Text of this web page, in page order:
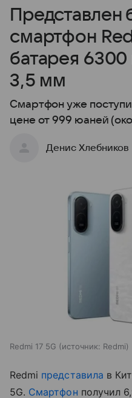
смартфон
батарея
3,5 мм
Смартфон уже
цене от 999 юаней
Денис Хлебников
Redmi 17 5G источник: Redmi
Redmi представила в
5G. Смартфон получил